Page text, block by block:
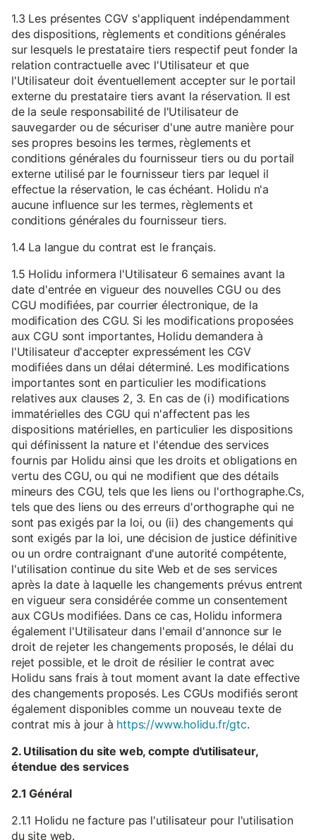
1.3 Les présentes CGV s'appliquent indépendamment
des dispositions, règlements et conditions générales
sur lesquels le prestataire tiers respectif peut fonder la
relation contractuelle avec l'Utilisateur et que
l'Utilisateur doit éventuellement accepter sur le portail
externe du prestataire tiers avant la réservation. Il est
de la seule responsabilité de l'Utilisateur de
sauvegarder ou de sécuriser d'une autre manière pour
ses propres besoins les termes, règlements et
conditions générales du fournisseur tiers ou du portail
externe utilisé par le fournisseur tiers par lequel il
effectue la réservation, le cas échéant. Holidu n'a
aucune influence sur les termes, règlements et
conditions générales du fournisseur tiers.
1.4 La langue du contrat est le français.
1.5 Holidu informera l'Utilisateur 6 semaines avant la
date d'entrée en vigueur des nouvelles CGU ou des
CGU modifiées, par courrier électronique, de la
modification des CGU. Si les modifications proposées
aux CGU sont importantes, Holidu demandera à
l'Utilisateur d'accepter expressément les CGV
modifiées dans un délai déterminé. Les modifications
importantes sont en particulier les modifications
relatives aux clauses 2, 3. En cas de (i) modifications
immatérielles des CGU qui n'affectent pas les
dispositions matérielles, en particulier les dispositions
qui définissent la nature et l'étendue des services
fournis par Holidu ainsi que les droits et obligations en
vertu des CGU, ou qui ne modifient que des détails
mineurs des CGU, tels que les liens ou l'orthographe.Cs,
tels que des liens ou des erreurs d'orthographe qui ne
sont pas exigés par la loi, ou (ii) des changements qui
sont exigés par la loi, une décision de justice définitive
ou un ordre contraignant d'une autorité compétente,
l'utilisation continue du site Web et de ses services
après la date à laquelle les changements prévus entrent
en vigueur sera considérée comme un consentement
aux CGUs modifiées. Dans ce cas, Holidu informera
également l'Utilisateur dans l'email d'annonce sur le
droit de rejeter les changements proposés, le délai du
rejet possible, et le droit de résilier le contrat avec
Holidu sans frais à tout moment avant la date effective
des changements proposés. Les CGUs modifiés seront
également disponibles comme un nouveau texte de
contrat mis à jour à https://www.holidu.fr/gtc.
2. Utilisation du site web, compte d'utilisateur,
étendue des services
2.1 Général
2.1.1 Holidu ne facture pas l'utilisateur pour l'utilisation
du site web.